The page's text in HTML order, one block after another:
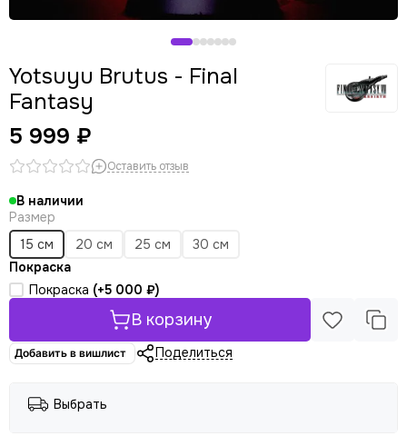
Yotsuyu Brutus - Final
Fantasy
5 999 ₽
Оставить отзыв
В наличии
Размер
15 см
20 см 25 см
30 см
Покраска
Покраска (+5 000 ₽)
В корзину
Добавить в вишлист Поделиться
Выбрать